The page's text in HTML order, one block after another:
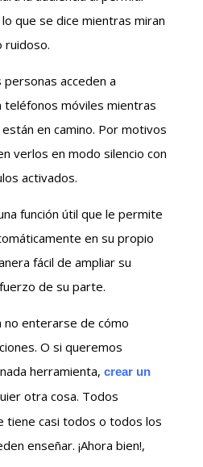
que se dice mientras miran
ruidoso.
personas acceden a
teléfonos móviles mientras
en camino. Por motivos
verlos en modo silencio con
activados.
función útil que le permite
en su propio
fácil de ampliar su
de su parte.
no enterarse de cómo
O si queremos
herramienta, crear un
otra cosa. Todos
tiene casi todos o todos los
enseñar. ¡Ahora bien!,